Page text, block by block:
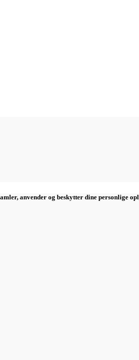
anvender og beskytter dine personlige